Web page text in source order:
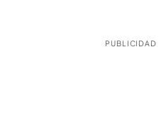
PUBLICIDAD